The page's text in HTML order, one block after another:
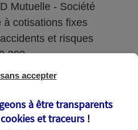
Mutuelle - Société
à cotisations fixes
et risques
309
de l’Arche –
de contrôle
accepter
à être transparents
cookies et traceurs !